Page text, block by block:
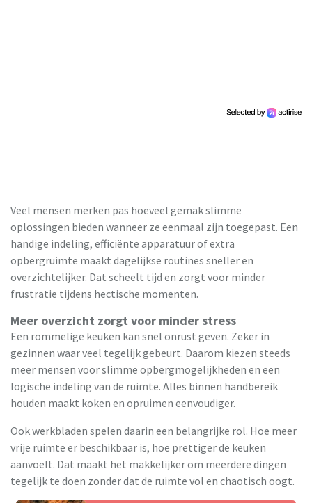
Veel mensen merken pas hoeveel gemak slimme
oplossingen bieden wanneer ze eenmaal zijn toegepast. Een
handige indeling, efficiënte apparatuur of extra
opbergruimte maakt dagelijkse routines sneller en
overzichtelijker. Dat scheelt tijd en zorgt voor minder
frustratie tijdens hectische momenten.
Meer overzicht zorgt voor minder stress
Een rommelige keuken kan snel onrust geven. Zeker in
gezinnen waar veel tegelijk gebeurt. Daarom kiezen steeds
meer mensen voor slimme opbergmogelijkheden en een
logische indeling van de ruimte. Alles binnen handbereik
houden maakt koken en opruimen eenvoudiger.
Ook werkbladen spelen daarin een belangrijke rol. Hoe meer
vrije ruimte er beschikbaar is, hoe prettiger de keuken
aanvoelt. Dat maakt het makkelijker om meerdere dingen
tegelijk te doen zonder dat de ruimte vol en chaotisch oogt.